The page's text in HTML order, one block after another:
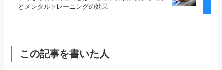
とメンタルトレーニングの効果
この記事を書いた人